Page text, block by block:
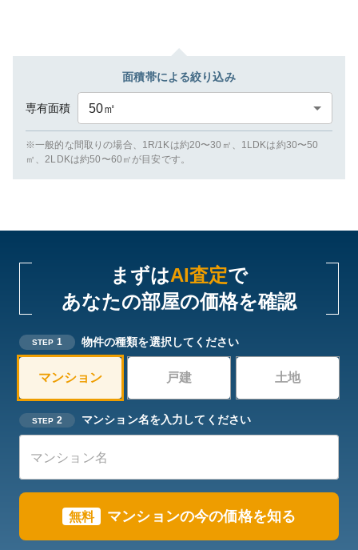
面積帯による絞り込み
専有面積 50㎡
※一般的な間取りの場合、1R/1Kは約20〜30㎡、1LDKは約30〜50
㎡、2LDKは約50〜60㎡が目安です。
まずはAI査定で
あなたの部屋の価格を確認
STEP 1 物件の種類を選択してください
マンション 戸建 土地
STEP 2 マンション名を入力してください
無料 マンションの今の価格を知る